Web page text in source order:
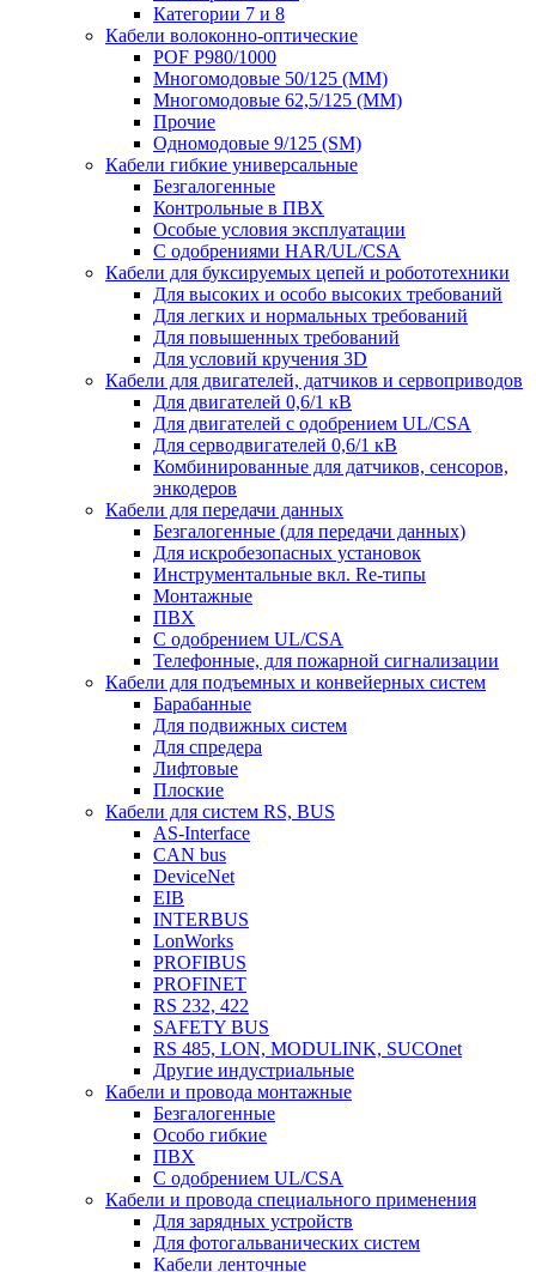
Категории 7 и 8
Кабели волоконно-оптические
POF P980/1000
Многомодовые 50/125 (ММ)
Многомодовые 62,5/125 (ММ)
Прочие
Одномодовые 9/125 (SM)
Кабели гибкие универсальные
Безгалогенные
Контрольные в ПВХ
Особые условия эксплуатации
С одобрениями HAR/UL/CSA
Кабели для буксируемых цепей и робототехники
Для высоких и особо высоких требований
Для легких и нормальных требований
Для повышенных требований
Для условий кручения 3D
Кабели для двигателей, датчиков и сервоприводов
Для двигателей 0,6/1 кВ
Для двигателей с одобрением UL/CSA
Для серводвигателей 0,6/1 кВ
Комбинированные для датчиков, cенсоров,
энкодеров
Кабели для передачи данных
Безгалогенные (для передачи данных)
Для искробезопасных установок
Инструментальные вкл. Re-типы
Монтажные
ПВХ
С одобрением UL/CSA
Телефонные, для пожарной сигнализации
Кабели для подъемных и конвейерных систем
Барабанные
Для подвижных систем
Для спредера
Лифтовые
Плоские
Кабели для систем RS, BUS
AS-Interface
CAN bus
DeviceNet
EIB
INTERBUS
LonWorks
PROFIBUS
PROFINET
RS 232, 422
SAFETY BUS
RS 485, LON, MODULINK, SUCOnet
Другие индустриальные
Кабели и провода монтажные
Безгалогенные
Особо гибкие
ПВХ
С одобрением UL/CSA
Кабели и провода специального применения
Для зарядных устройств
Для фотогальванических систем
Кабели ленточные